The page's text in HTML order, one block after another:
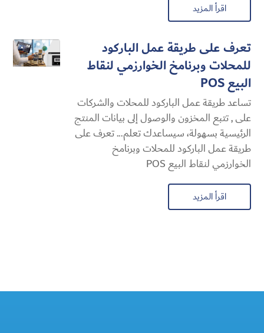
اقرأ المزيد
تعرف على طريقة عمل الباركود
للمحلات وبرنامخ الخوارزمي لنقاط
البيع POS
تساعد طريقة عمل الباركود للمحلات والشركات
على , تتبع المخزون والوصول إلى بيانات المنتج
الرئيسية بسهولة، سيساعدك تعلم... تعرف على
طريقة عمل الباركود للمحلات وبرنامخ
الخوارزمي لنقاط البيع POS
اقرأ المزيد